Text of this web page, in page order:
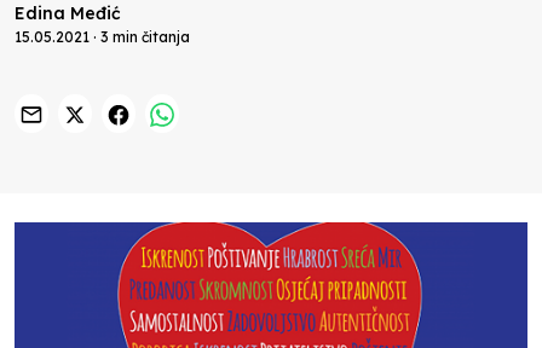
Edina Međić
15.05.2021 · 3 min čitanja